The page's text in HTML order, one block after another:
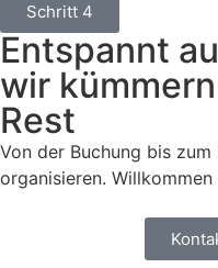
Schritt 4
Entspannt
wir
Rest
Von der Buchung bis
organisieren.